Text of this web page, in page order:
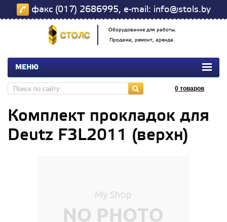
факс (017) 2686995, e-mail: info@stols.by
Оборудование для работы.
Продажа, ремонт, аренда.
МЕНЮ
0 товаров
Комплект прокладок для
Deutz F3L2011 (верхн)